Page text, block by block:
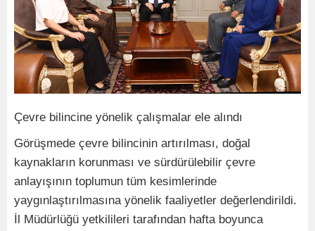
Çevre bilincine yönelik çalışmalar ele alındı
Görüşmede çevre bilincinin artırılması, doğal
kaynakların korunması ve sürdürülebilir çevre
anlayışının toplumun tüm kesimlerinde
yaygınlaştırılmasına yönelik faaliyetler değerlendirildi.
İl Müdürlüğü yetkilileri tarafından hafta boyunca